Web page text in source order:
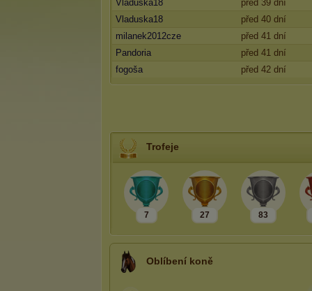
Vladuska18
před 39 dní
Vladuska18
před 40 dní
milanek2012cze
před 41 dní
Pandoria
před 41 dní
fogoša
před 42 dní
Trofeje
7 27 83
Oblíbení koně